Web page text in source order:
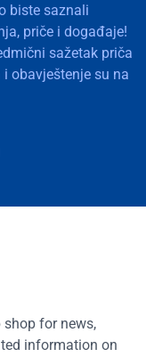
biste saznali
priče i događaje!
sažetak priča
obavještenje su na
shop for news,
information on